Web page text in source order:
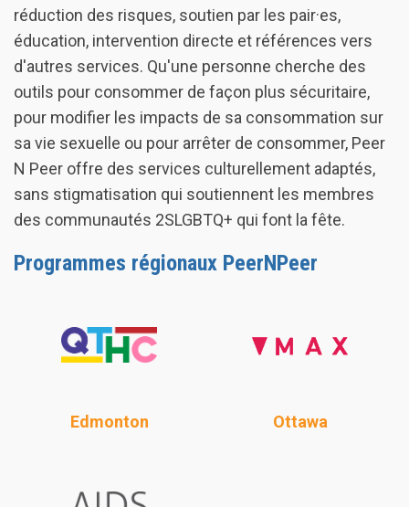
réduction des risques, soutien par les pair·es,
éducation, intervention directe et références vers
d'autres services. Qu'une personne cherche des
outils pour consommer de façon plus sécuritaire,
pour modifier les impacts de sa consommation sur
sa vie sexuelle ou pour arrêter de consommer, Peer
N Peer offre des services culturellement adaptés,
sans stigmatisation qui soutiennent les membres
des communautés 2SLGBTQ+ qui font la fête.
Programmes régionaux PeerNPeer
Edmonton Ottawa